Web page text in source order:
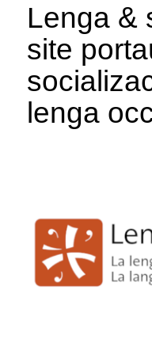
Lenga &
site
lenga